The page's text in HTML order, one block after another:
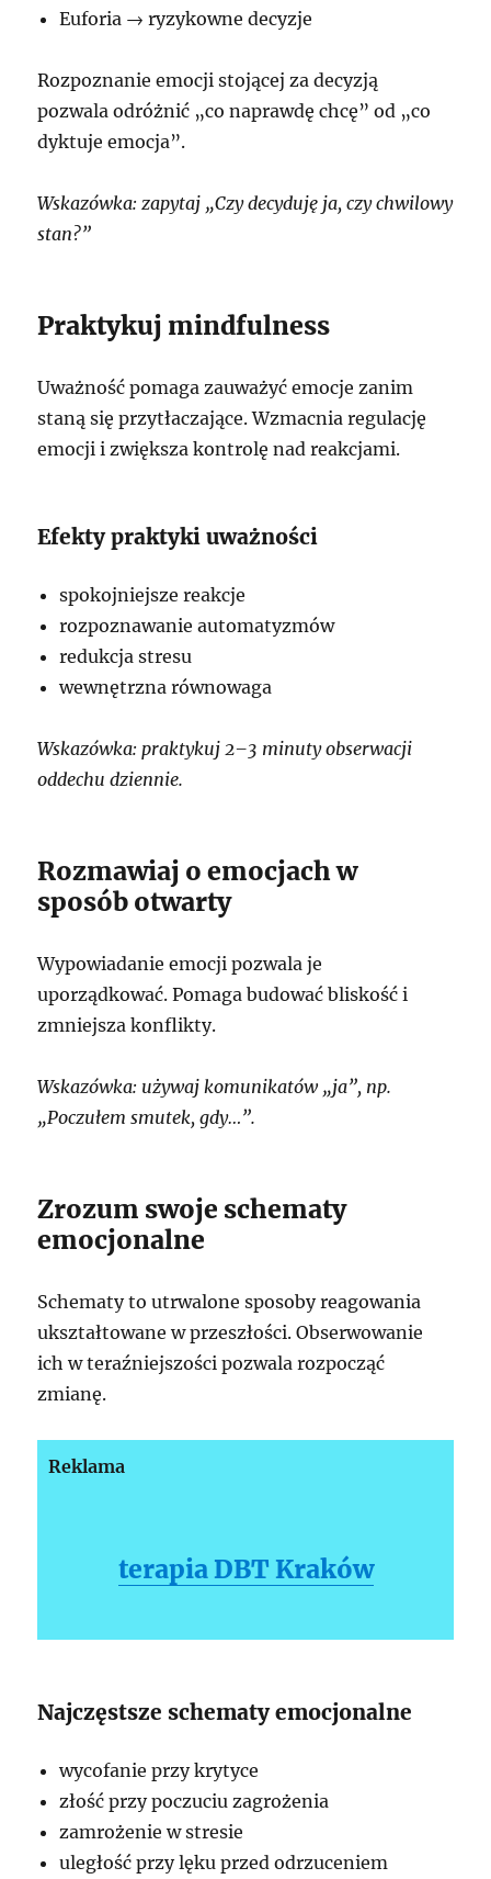
Euforia → ryzykowne decyzje
Rozpoznanie emocji stojącej za decyzją
pozwala odróżnić „co naprawdę chcę” od „co
dyktuje emocja”.
Wskazówka: zapytaj „Czy decyduję ja, czy chwilowy
stan?”
Praktykuj mindfulness
Uważność pomaga zauważyć emocje zanim
staną się przytłaczające. Wzmacnia regulację
emocji i zwiększa kontrolę nad reakcjami.
Efekty praktyki uważności
spokojniejsze reakcje
rozpoznawanie automatyzmów
redukcja stresu
wewnętrzna równowaga
Wskazówka: praktykuj 2–3 minuty obserwacji
oddechu dziennie.
Rozmawiaj o emocjach w
sposób otwarty
Wypowiadanie emocji pozwala je
uporządkować. Pomaga budować bliskość i
zmniejsza konflikty.
Wskazówka: używaj komunikatów „ja”, np.
„Poczułem smutek, gdy…”.
Zrozum swoje schematy
emocjonalne
Schematy to utrwalone sposoby reagowania
ukształtowane w przeszłości. Obserwowanie
ich w teraźniejszości pozwala rozpocząć
zmianę.
Reklama
terapia DBT Kraków
Najczęstsze schematy emocjonalne
wycofanie przy krytyce
złość przy poczuciu zagrożenia
zamrożenie w stresie
uległość przy lęku przed odrzuceniem